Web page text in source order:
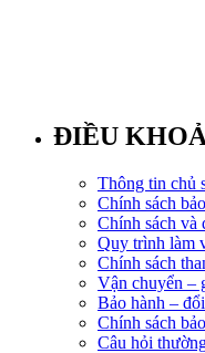
ĐIỀU
Thông tin chủ
Chính sách
Chính sách và
Quy trình làm
Chính sách
Vận chuyển –
Bảo hành –
Chính sách
Câu hỏi